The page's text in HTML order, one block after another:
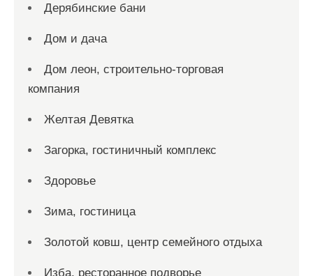
Дерябинские бани
Дом и дача
Дом леон, строительно-торговая
компания
Желтая Девятка
Загорка, гостиничный комплекс
Здоровье
Зима, гостиница
Золотой ковш, центр семейного отдыха
Изба, ресторанное подворье